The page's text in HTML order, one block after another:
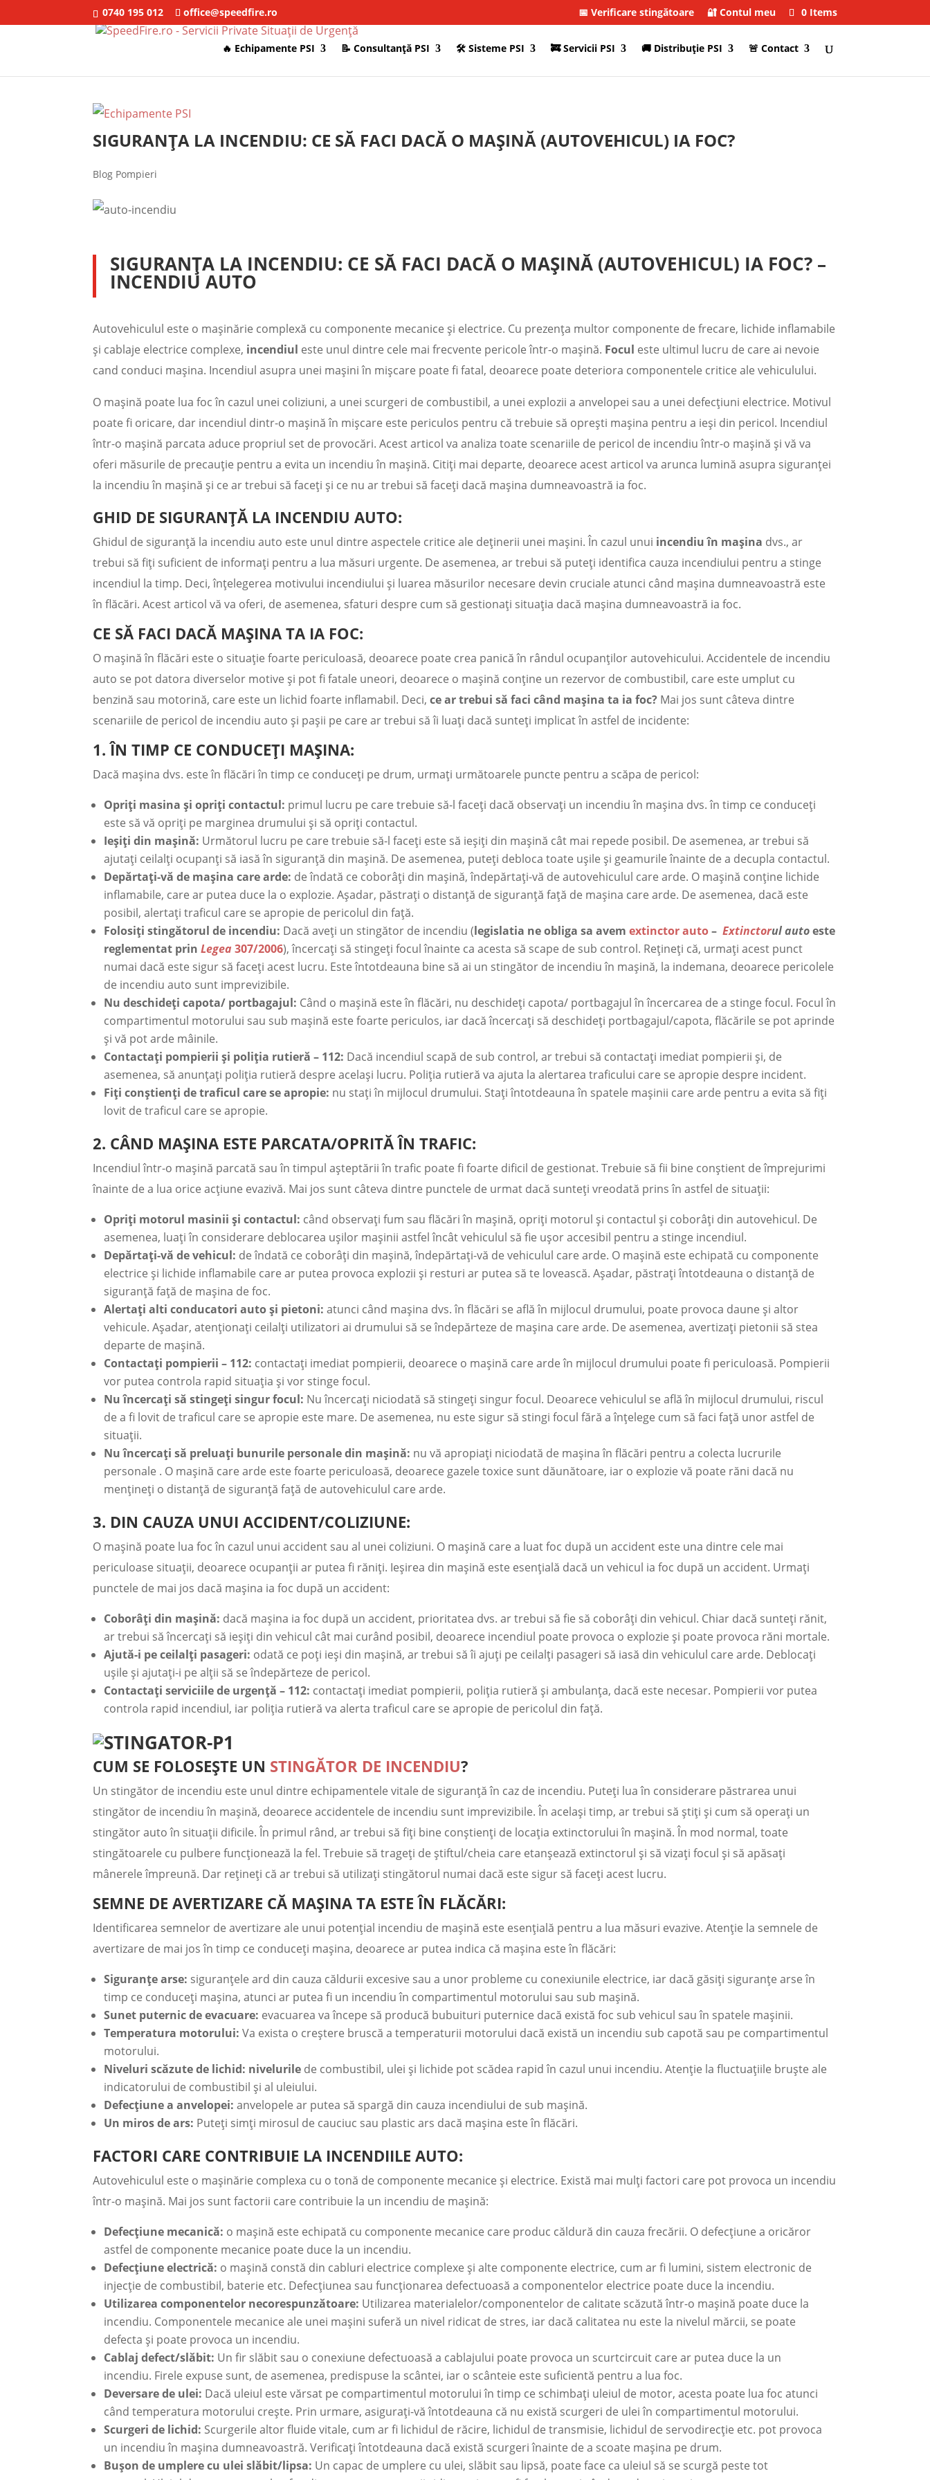
0740 195 012 office@speedfire.ro 📅 Verificare stingătoare 🔐 Contul meu 0 Items
🔥 Echipamente PSI 📝 Consultanţă PSI 🛠 Sisteme PSI 🚒 Servicii PSI 🚚 Distribuţie PSI 🚨 Contact
SIGURANȚA LA INCENDIU: CE SĂ FACI DACĂ O MAȘINĂ (AUTOVEHICUL) IA FOC?
Blog Pompieri
SIGURANȚA LA INCENDIU: CE SĂ FACI DACĂ O MAȘINĂ (AUTOVEHICUL) IA FOC? –
INCENDIU AUTO
Autovehiculul este o mașinărie complexă cu componente mecanice și electrice. Cu prezența multor componente de frecare, lichide inflamabile
și cablaje electrice complexe, incendiul este unul dintre cele mai frecvente pericole într-o mașină. Focul este ultimul lucru de care ai nevoie
cand conduci mașina. Incendiul asupra unei mașini în mișcare poate fi fatal, deoarece poate deteriora componentele critice ale vehiculului.
O mașină poate lua foc în cazul unei coliziuni, a unei scurgeri de combustibil, a unei explozii a anvelopei sau a unei defecțiuni electrice. Motivul
poate fi oricare, dar incendiul dintr-o mașină în mișcare este periculos pentru că trebuie să oprești mașina pentru a ieși din pericol. Incendiul
într-o mașină parcata aduce propriul set de provocări. Acest articol va analiza toate scenariile de pericol de incendiu într-o mașină și vă va
oferi măsurile de precauție pentru a evita un incendiu în mașină. Citiți mai departe, deoarece acest articol va arunca lumină asupra siguranței
la incendiu în mașină și ce ar trebui să faceți și ce nu ar trebui să faceți dacă mașina dumneavoastră ia foc.
GHID DE SIGURANȚĂ LA INCENDIU AUTO:
Ghidul de siguranță la incendiu auto este unul dintre aspectele critice ale deținerii unei mașini. În cazul unui incendiu în mașina dvs., ar
trebui să fiți suficient de informați pentru a lua măsuri urgente. De asemenea, ar trebui să puteți identifica cauza incendiului pentru a stinge
incendiul la timp. Deci, înțelegerea motivului incendiului și luarea măsurilor necesare devin cruciale atunci când mașina dumneavoastră este
în flăcări. Acest articol vă va oferi, de asemenea, sfaturi despre cum să gestionați situația dacă mașina dumneavoastră ia foc.
CE SĂ FACI DACĂ MAȘINA TA IA FOC:
O mașină în flăcări este o situație foarte periculoasă, deoarece poate crea panică în rândul ocupanților autovehicului. Accidentele de incendiu
auto se pot datora diverselor motive și pot fi fatale uneori, deoarece o mașină conține un rezervor de combustibil, care este umplut cu
benzină sau motorină, care este un lichid foarte inflamabil. Deci,ce ar trebui să faci când mașina ta ia foc? Mai jos sunt câteva dintre
scenariile de pericol de incendiu auto și pașii pe care ar trebui să îi luați dacă sunteți implicat în astfel de incidente:
1. ÎN TIMP CE CONDUCEȚI MAȘINA:
Dacă mașina dvs. este în flăcări în timp ce conduceți pe drum, urmați următoarele puncte pentru a scăpa de pericol:
Opriți masina și opriți contactul: primul lucru pe care trebuie să-l faceți dacă observați un incendiu în mașina dvs. în timp ce conduceți
este să vă opriți pe marginea drumului și să opriți contactul.
Ieșiți din mașină: Următorul lucru pe care trebuie să-l faceți este să ieșiți din mașină cât mai repede posibil. De asemenea, ar trebui să
ajutați ceilalți ocupanți să iasă în siguranță din mașină. De asemenea, puteți debloca toate ușile și geamurile înainte de a decupla contactul.
Depărtați-vă de mașina care arde: de îndată ce coborâți din mașină, îndepărtați-vă de autovehiculul care arde. O mașină conține lichide
inflamabile, care ar putea duce la o explozie. Așadar, păstrați o distanță de siguranță față de mașina care arde. De asemenea, dacă este
posibil, alertați traficul care se apropie de pericolul din față.
Folosiți stingătorul de incendiu: Dacă aveți un stingător de incendiu (legislatia ne obliga sa avemextinctor auto–Extinctorul autoeste
reglementat prinLegea 307/2006), încercați să stingeți focul înainte ca acesta să scape de sub control. Rețineți că, urmați acest punct
numai dacă este sigur să faceți acest lucru. Este întotdeauna bine să ai un stingător de incendiu în mașină, la indemana, deoarece pericolele
de incendiu auto sunt imprevizibile.
Nu deschideți capota/ portbagajul: Când o mașină este în flăcări, nu deschideți capota/ portbagajul în încercarea de a stinge focul. Focul în
compartimentul motorului sau sub mașină este foarte periculos, iar dacă încercați să deschideți portbagajul/capota, flăcările se pot aprinde
și vă pot arde mâinile.
Contactați pompierii și poliția rutieră – 112: Dacă incendiul scapă de sub control, ar trebui să contactați imediat pompierii și, de
asemenea, să anunțați poliția rutieră despre același lucru. Poliția rutieră va ajuta la alertarea traficului care se apropie despre incident.
Fiți conștienți de traficul care se apropie: nu stați în mijlocul drumului. Stați întotdeauna în spatele mașinii care arde pentru a evita să fiți
lovit de traficul care se apropie.
2. CÂND MAȘINA ESTE PARCATA/OPRITĂ ÎN TRAFIC:
Incendiul într-o mașină parcată sau în timpul așteptării în trafic poate fi foarte dificil de gestionat. Trebuie să fii bine conștient de împrejurimi
înainte de a lua orice acțiune evazivă. Mai jos sunt câteva dintre punctele de urmat dacă sunteți vreodată prins în astfel de situații:
Opriți motorul masinii și contactul: când observați fum sau flăcări în mașină, opriți motorul și contactul și coborâți din autovehicul. De
asemenea, luați în considerare deblocarea ușilor mașinii astfel încât vehiculul să fie ușor accesibil pentru a stinge incendiul.
Depărtați-vă de vehicul: de îndată ce coborâți din mașină, îndepărtați-vă de vehiculul care arde. O mașină este echipată cu componente
electrice și lichide inflamabile care ar putea provoca explozii și resturi ar putea să te lovească. Așadar, păstrați întotdeauna o distanță de
siguranță față de mașina de foc.
Alertați alti conducatori auto și pietoni: atunci când mașina dvs. în flăcări se află în mijlocul drumului, poate provoca daune și altor
vehicule. Așadar, atenționați ceilalți utilizatori ai drumului să se îndepărteze de mașina care arde. De asemenea, avertizați pietonii să stea
departe de mașină.
Contactați pompierii – 112: contactați imediat pompierii, deoarece o mașină care arde în mijlocul drumului poate fi periculoasă. Pompierii
vor putea controla rapid situația și vor stinge focul.
Nu încercați să stingeți singur focul: Nu încercați niciodată să stingeți singur focul. Deoarece vehiculul se află în mijlocul drumului, riscul
de a fi lovit de traficul care se apropie este mare. De asemenea, nu este sigur să stingi focul fără a înțelege cum să faci față unor astfel de
situații.
Nu încercați să preluați bunurile personale din mașină: nu vă apropiați niciodată de mașina în flăcări pentru a colecta lucrurile
personale . O mașină care arde este foarte periculoasă, deoarece gazele toxice sunt dăunătoare, iar o explozie vă poate răni dacă nu
mențineți o distanță de siguranță față de autovehiculul care arde.
3. DIN CAUZA UNUI ACCIDENT/COLIZIUNE:
O mașină poate lua foc în cazul unui accident sau al unei coliziuni. O mașină care a luat foc după un accident este una dintre cele mai
periculoase situații, deoarece ocupanții ar putea fi răniți. Ieșirea din mașină este esențială dacă un vehicul ia foc după un accident. Urmați
punctele de mai jos dacă mașina ia foc după un accident:
Coborâți din mașină: dacă mașina ia foc după un accident, prioritatea dvs. ar trebui să fie să coborâți din vehicul. Chiar dacă sunteți rănit,
ar trebui să încercați să ieșiți din vehicul cât mai curând posibil, deoarece incendiul poate provoca o explozie și poate provoca răni mortale.
Ajută-i pe ceilalți pasageri: odată ce poți ieși din mașină, ar trebui să îi ajuți pe ceilalți pasageri să iasă din vehiculul care arde. Deblocați
ușile și ajutați-i pe alții să se îndepărteze de pericol.
Contactați serviciile de urgență – 112: contactați imediat pompierii, poliția rutieră și ambulanța, dacă este necesar. Pompierii vor putea
controla rapid incendiul, iar poliția rutieră va alerta traficul care se apropie de pericolul din față.
CUM SE FOLOSEȘTE UN STINGĂTOR DE INCENDIU?
Un stingător de incendiu este unul dintre echipamentele vitale de siguranță în caz de incendiu. Puteți lua în considerare păstrarea unui
stingător de incendiu în mașină, deoarece accidentele de incendiu sunt imprevizibile. În același timp, ar trebui să știți și cum să operați un
stingător auto în situații dificile. În primul rând, ar trebui să fiți bine conștienți de locația extinctorului în mașină. În mod normal, toate
stingătoarele cu pulbere funcționează la fel. Trebuie să trageți de știftul/cheia care etanșează extinctorul și să vizați focul și să apăsați
mânerele împreună. Dar rețineți că ar trebui să utilizați stingătorul numai dacă este sigur să faceți acest lucru.
SEMNE DE AVERTIZARE CĂ MAȘINA TA ESTE ÎN FLĂCĂRI:
Identificarea semnelor de avertizare ale unui potențial incendiu de mașină este esențială pentru a lua măsuri evazive. Atenție la semnele de
avertizare de mai jos în timp ce conduceți mașina, deoarece ar putea indica că mașina este în flăcări:
Siguranțe arse: siguranțele ard din cauza căldurii excesive sau a unor probleme cu conexiunile electrice, iar dacă găsiți siguranțe arse în
timp ce conduceți mașina, atunci ar putea fi un incendiu în compartimentul motorului sau sub mașină.
Sunet puternic de evacuare: evacuarea va începe să producă bubuituri puternice dacă există foc sub vehicul sau în spatele mașinii.
Temperatura motorului: Va exista o creștere bruscă a temperaturii motorului dacă există un incendiu sub capotă sau pe compartimentul
motorului.
Niveluri scăzute de lichid: nivelurile de combustibil, ulei și lichide pot scădea rapid în cazul unui incendiu. Atenție la fluctuațiile bruște ale
indicatorului de combustibil și al uleiului.
Defecțiune a anvelopei: anvelopele ar putea să spargă din cauza incendiului de sub mașină.
Un miros de ars: Puteți simți mirosul de cauciuc sau plastic ars dacă mașina este în flăcări.
FACTORI CARE CONTRIBUIE LA INCENDIILE AUTO:
Autovehiculul este o mașinărie complexa cu o tonă de componente mecanice și electrice. Există mai mulți factori care pot provoca un incendiu
într-o mașină. Mai jos sunt factorii care contribuie la un incendiu de mașină:
Defecțiune mecanică: o mașină este echipată cu componente mecanice care produc căldură din cauza frecării. O defecțiune a oricăror
astfel de componente mecanice poate duce la un incendiu.
Defecțiune electrică: o mașină constă din cabluri electrice complexe și alte componente electrice, cum ar fi lumini, sistem electronic de
injecție de combustibil, baterie etc. Defecțiunea sau funcționarea defectuoasă a componentelor electrice poate duce la incendiu.
Utilizarea componentelor necorespunzătoare: Utilizarea materialelor/componentelor de calitate scăzută într-o mașină poate duce la
incendiu. Componentele mecanice ale unei mașini suferă un nivel ridicat de stres, iar dacă calitatea nu este la nivelul mărcii, se poate
defecta și poate provoca un incendiu.
Cablaj defect/slăbit: Un fir slăbit sau o conexiune defectuoasă a cablajului poate provoca un scurtcircuit care ar putea duce la un
incendiu. Firele expuse sunt, de asemenea, predispuse la scântei, iar o scânteie este suficientă pentru a lua foc.
Deversare de ulei: Dacă uleiul este vărsat pe compartimentul motorului în timp ce schimbați uleiul de motor, acesta poate lua foc atunci
când temperatura motorului crește. Prin urmare, asigurați-vă întotdeauna că nu există scurgeri de ulei în compartimentul motorului.
Scurgeri de lichid: Scurgerile altor fluide vitale, cum ar fi lichidul de răcire, lichidul de transmisie, lichidul de servodirecție etc. pot provoca
un incendiu în mașina dumneavoastră. Verificați întotdeauna dacă există scurgeri înainte de a scoate mașina pe drum.
Bușon de umplere cu ulei slăbit/lipsa: Un capac de umplere cu ulei, slăbit sau lipsă, poate face ca uleiul să se scurgă peste tot